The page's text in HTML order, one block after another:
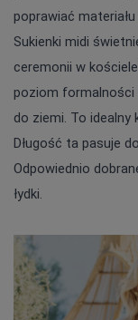
poprawiać
Sukienki midi
ceremonii w
poziom formalności
do ziemi. To
Długość ta pasuje
Odpowiednio
łydki.